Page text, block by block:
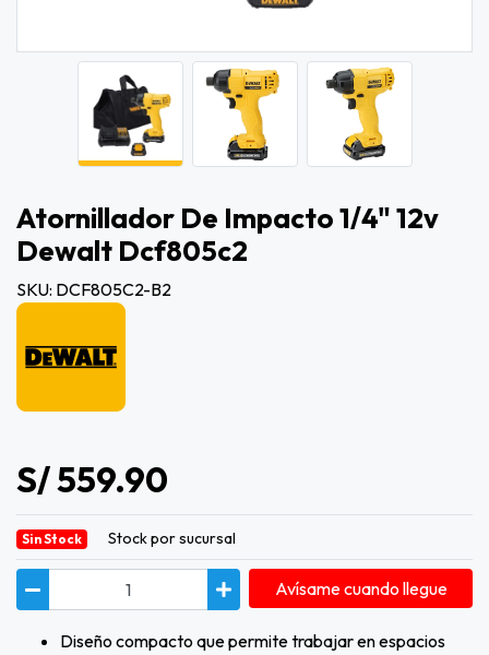
Atornillador De Impacto 1/4" 12v
Dewalt Dcf805c2
SKU: DCF805C2-B2
S/ 559.90
Sin Stock Stock por sucursal
Avísame cuando llegue
Diseño compacto que permite trabajar en espacios